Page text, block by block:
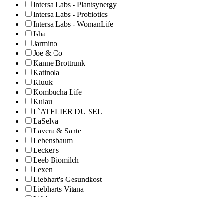
Intersa Labs - Plantsynergy
Intersa Labs - Probiotics
Intersa Labs - WomanLife
Isha
Jarmino
Joe & Co
Kanne Brottrunk
Katinola
Kluuk
Kombucha Life
Kulau
L`ATELIER DU SEL
LaSelva
Lavera & Sante
Lebensbaum
Lecker's
Leeb Biomilch
Lexen
Liebhart's Gesundkost
Liebharts Vitana